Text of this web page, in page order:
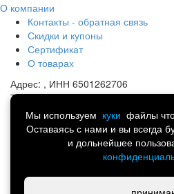
О компании
Контакты - обратная связь
Скидки и купоны
Сертификат
О товарах
Адрес: , ИНН 6501262706
Телефон:8 (914) 741-13-44
Почта: portmart@yandex.ru
Мы используем куки файлы
Оставаясь с нами и вы всегда
и дольнейшее
Спортивная одежда, обувь и
Интернет-магазин товаров для